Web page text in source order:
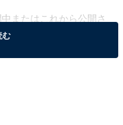
またはこれから公開さ
画（日本実写映画）ラ
紹介します！
む